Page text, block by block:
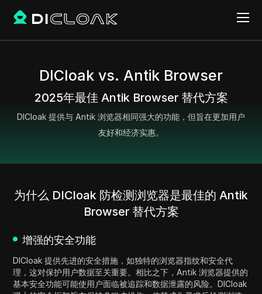
DICloak vs. Antik Browser
2025年最佳 Antik Browser 替代方案
DICloak 提供与 Antik 浏览器相同强大的功能，但旨在更加用户
友好和经济实惠。
为什么 DICloak 防检测浏览器是最佳的 Antik
Browser 替代方案
增强的安全功能
DICloak 提供先进的安全措施，如独特的浏览器指纹和安全代
理，这对保护用户数据至关重要。相比之下，Antik 浏览器提供的
基本安全功能可能使用户面临被追踪和数据泄露的风险。DICloak